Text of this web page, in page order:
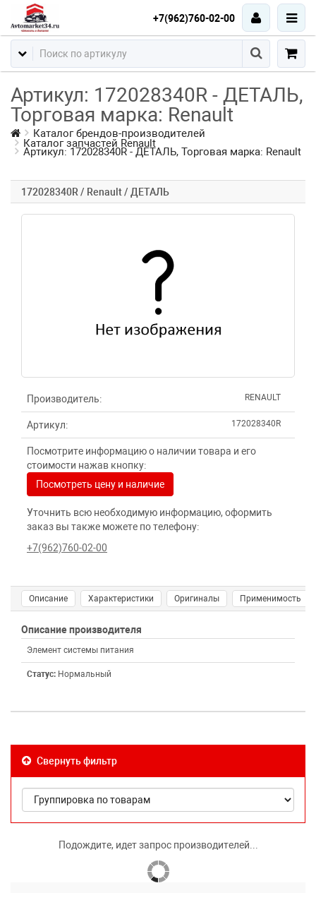
+7(962)760-02-00
Артикул: 172028340R - ДЕТАЛЬ,
Торговая марка: Renault
Каталог брендов-производителей
Каталог запчастей Renault
Артикул: 172028340R - ДЕТАЛЬ, Торговая марка: Renault
172028340R / Renault / ДЕТАЛЬ
Производитель: RENAULT
Артикул: 172028340R
Посмотрите информацию о наличии товара и его
стоимости нажав кнопку:
Посмотреть цену и наличие
Уточнить всю необходимую информацию, оформить
заказ вы также можете по телефону:
+7(962)760-02-00
Описание Характеристики Оригиналы Применимость
Описание производителя
Элемент системы питания
Статус: Нормальный
Свернуть фильтр
Подождите, идет запрос производителей...